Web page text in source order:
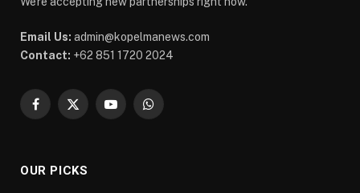
Email Us: admin@kopelmanews.com
Contact: +62 851 1720 2024
Facebook
X
YouTubeWhatsApp
OUR PICKS